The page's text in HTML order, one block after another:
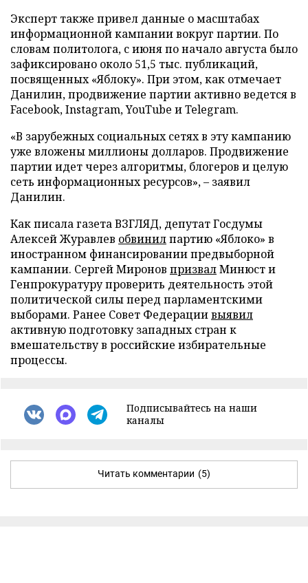
Эксперт также привел данные о масштабах
информационной кампании вокруг партии. По
словам политолога, с июня по начало августа было
зафиксировано около 51,5 тыс. публикаций,
посвященных «Яблоку». При этом, как отмечает
Данилин, продвижение партии активно ведется в
Facebook, Instagram, YouTube и Telegram.
«В зарубежных социальных сетях в эту кампанию
уже вложены миллионы долларов. Продвижение
партии идет через алгоритмы, блогеров и целую
сеть информационных ресурсов», – заявил
Данилин.
Как писала газета ВЗГЛЯД, депутат Госдумы
Алексей Журавлев обвинилпартию «Яблоко» в
иностранном финансировании предвыборной
кампании. Сергей Миронов призвалМинюст и
Генпрокуратуру проверить деятельность этой
политической силы перед парламентскими
выборами. Ранее Совет Федерациивыявил
активную подготовку западных стран к
вмешательству в российские избирательные
процессы.
Подписывайтесь на наши
каналы
Читать комментарии (5)